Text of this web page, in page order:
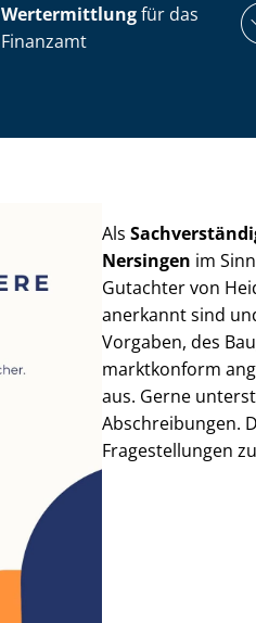
Wertermittlungfür das
Finanzamt
Als
Nersingen im
Gutachter von
anerkannt sind
Vorgaben, des
marktkonform
aus. Gerne
Abschreibungen.
Fragestellungen